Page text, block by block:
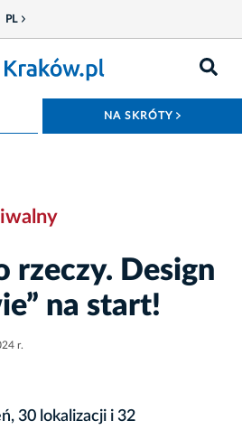
PL
NA SKRÓTY
rzeczy. Design
na start!
r.
30 lokalizacji i 32